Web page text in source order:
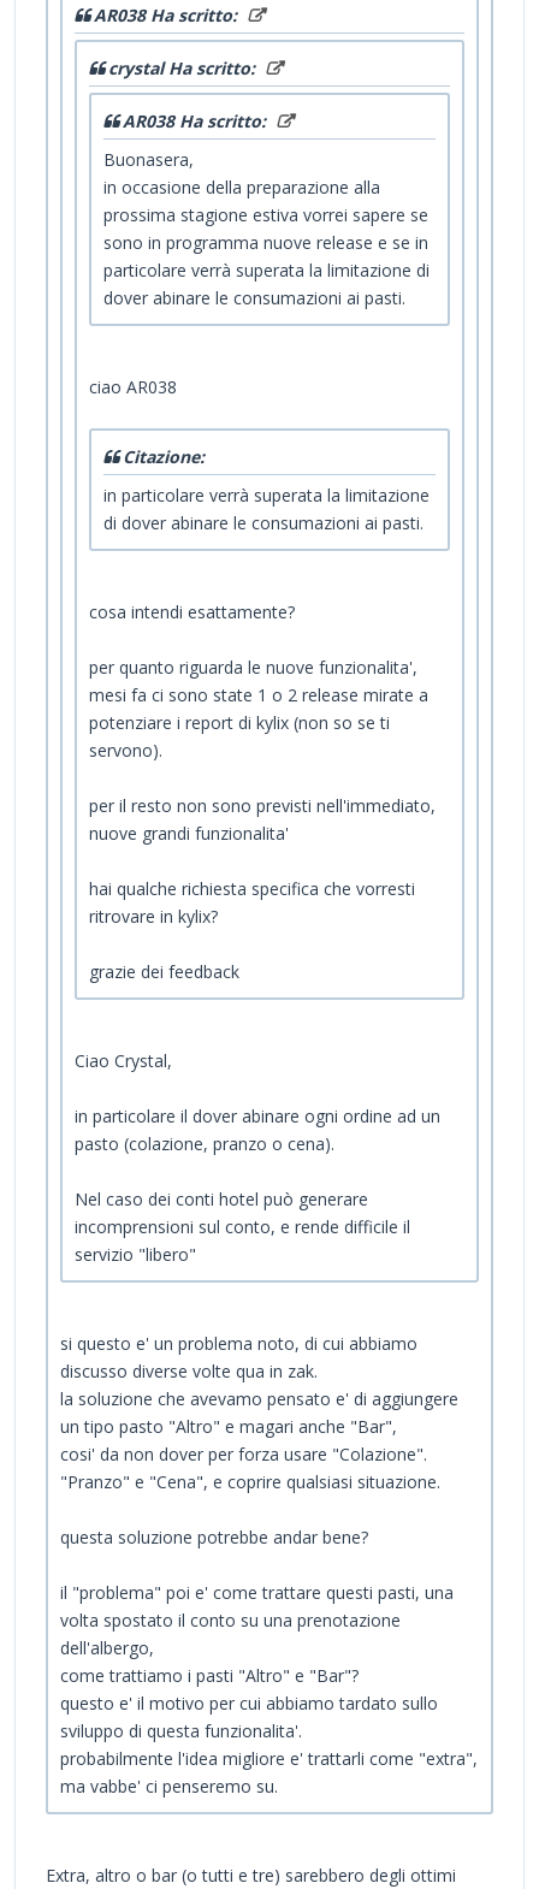
AR038 Ha scritto:
crystal Ha scritto:
AR038 Ha scritto:
Buonasera,
in occasione della preparazione alla
prossima stagione estiva vorrei sapere se
sono in programma nuove release e se in
particolare verrà superata la limitazione di
dover abinare le consumazioni ai pasti.
ciao AR038
Citazione:
in particolare verrà superata la limitazione
di dover abinare le consumazioni ai pasti.
cosa intendi esattamente?
per quanto riguarda le nuove funzionalita',
mesi fa ci sono state 1 o 2 release mirate a
potenziare i report di kylix (non so se ti
servono).
per il resto non sono previsti nell'immediato,
nuove grandi funzionalita'
hai qualche richiesta specifica che vorresti
ritrovare in kylix?
grazie dei feedback
Ciao Crystal,
in particolare il dover abinare ogni ordine ad un
pasto (colazione, pranzo o cena).
Nel caso dei conti hotel può generare
incomprensioni sul conto, e rende difficile il
servizio "libero"
si questo e' un problema noto, di cui abbiamo
discusso diverse volte qua in zak.
la soluzione che avevamo pensato e' di aggiungere
un tipo pasto "Altro" e magari anche "Bar",
cosi' da non dover per forza usare "Colazione".
"Pranzo" e "Cena", e coprire qualsiasi situazione.
questa soluzione potrebbe andar bene?
il "problema" poi e' come trattare questi pasti, una
volta spostato il conto su una prenotazione
dell'albergo,
come trattiamo i pasti "Altro" e "Bar"?
questo e' il motivo per cui abbiamo tardato sullo
sviluppo di questa funzionalita'.
probabilmente l'idea migliore e' trattarli come "extra",
ma vabbe' ci penseremo su.
Extra, altro o bar (o tutti e tre) sarebbero degli ottimi